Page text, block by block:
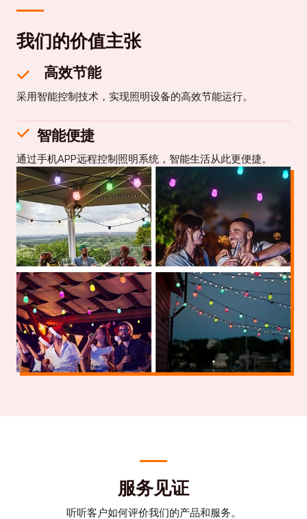
我们的价值主张
高效节能
采用智能控制技术，实现照明设备的高效节能运行。
智能便捷
通过手机APP远程控制照明系统，智能生活从此更便捷。
服务见证
听听客户如何评价我们的产品和服务。